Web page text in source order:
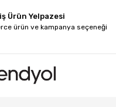
Ürün Yelpazesi
ürün ve kampanya seçeneği